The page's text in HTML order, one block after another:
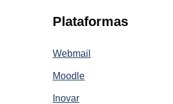
Plataformas
Webmail
Moodle
Inovar